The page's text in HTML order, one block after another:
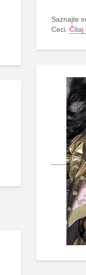
Saznajte
Ceci. Čitaj